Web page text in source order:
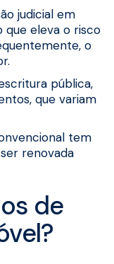
judicial em
que eleva o risco
o
pública,
que variam
tem
renovada
de